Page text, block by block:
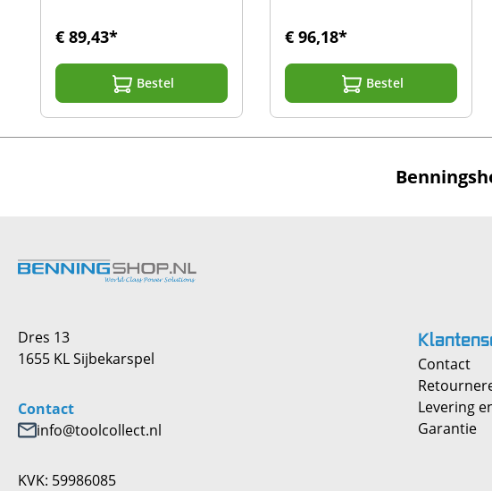
€ 89,43*
Bestel
€ 96,18*
Bestel
Dres 13
1655 KL Sijbekarspel
Contact
info@toolcollect.nl
KVK: 59986085
Contact
Levering
Garantie